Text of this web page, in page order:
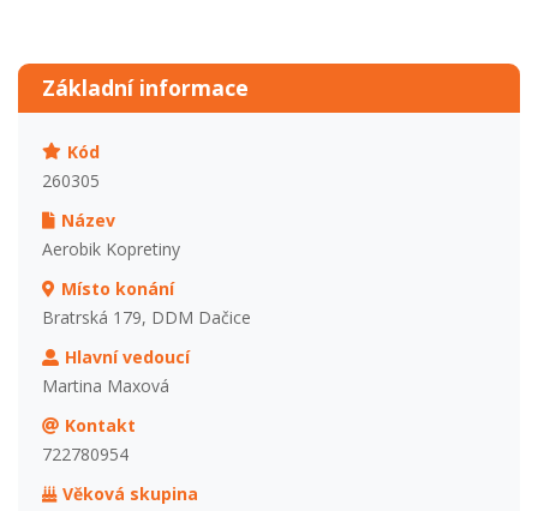
Základní informace
Kód
260305
Název
Aerobik Kopretiny
Místo konání
Bratrská 179, DDM Dačice
Hlavní vedoucí
Martina Maxová
Kontakt
722780954
Věková skupina